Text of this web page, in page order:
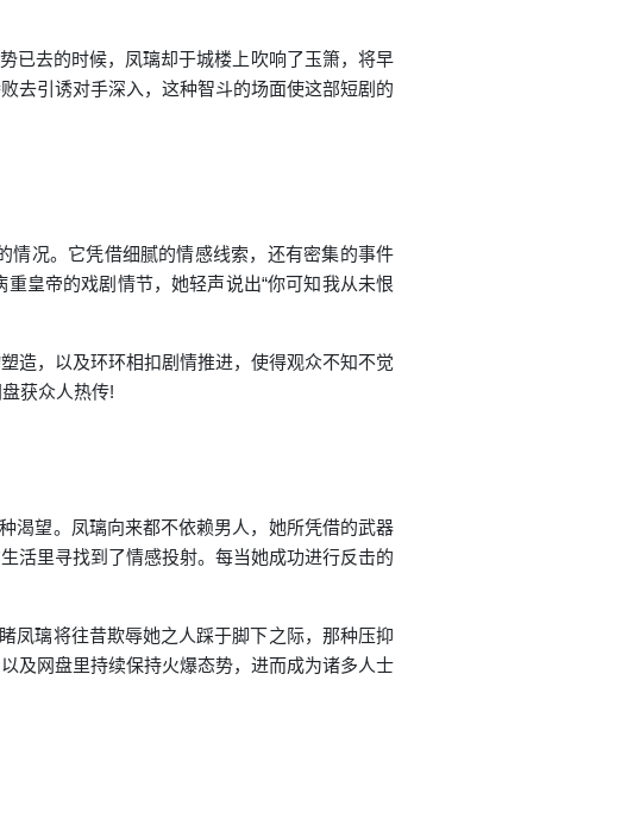
已去的时候，凤璃却于城楼上吹响了玉箫，将早
去引诱对手深入，这种智斗的场面使这部短剧的
情况。它凭借细腻的情感线索，还有密集的事件
皇帝的戏剧情节，她轻声说出“你可知我从未恨
造，以及环环相扣剧情推进，使得观众不知不觉
获众人热传!
渴望。凤璃向来都不依赖男人，她所凭借的武器
活里寻找到了情感投射。每当她成功进行反击的
凤璃将往昔欺辱她之人踩于脚下之际，那种压抑
及网盘里持续保持火爆态势，进而成为诸多人士